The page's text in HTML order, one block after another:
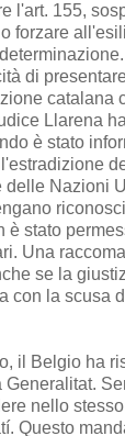
l'art. 155,
forzare
di
catalana
Llarena
è stato
delle Nazioni
è stato
Una
se la
con la scusa
il Belgio ha
nello
Questo